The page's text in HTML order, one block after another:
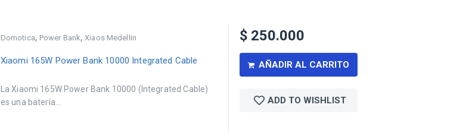
Domotica, Power Bank,Xiaos Medellin
Xiaomi 165W Power Bank 10000 Integrated Cable
La Xiaomi 165W Power Bank 10000 (Integrated Cable)
es una batería...
$ 250.000
AÑADIR AL CARRITO
ADD TO WISHLIST